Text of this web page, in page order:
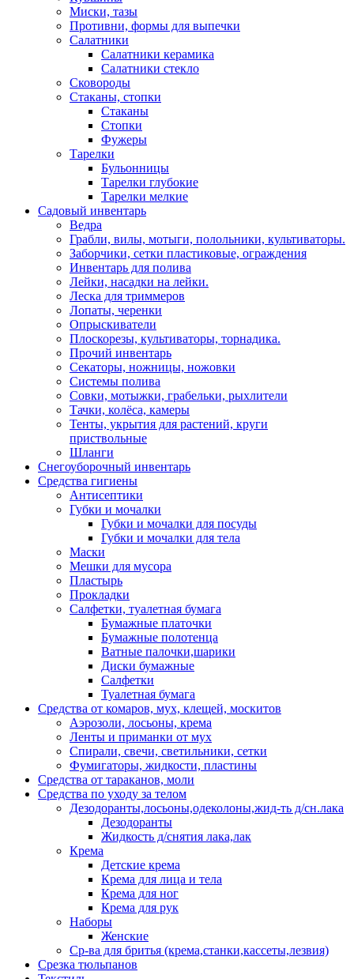
Миски, тазы
Противни, формы для выпечки
Салатники
Салатники керамика
Салатники стекло
Сковороды
Стаканы, стопки
Стаканы
Стопки
Фужеры
Тарелки
Бульонницы
Тарелки глубокие
Тарелки мелкие
Садовый инвентарь
Ведра
Грабли, вилы, мотыги, полольники, культиваторы.
Заборчики, сетки пластиковые, ограждения
Инвентарь для полива
Лейки, насадки на лейки.
Леска для триммеров
Лопаты, черенки
Опрыскиватели
Плоскорезы, культиваторы, торнадика.
Прочий инвентарь
Секаторы, ножницы, ножовки
Системы полива
Совки, мотыжки, грабельки, рыхлители
Тачки, колёса, камеры
Тенты, укрытия для растений, круги
приствольные
Шланги
Снегоуборочный инвентарь
Средства гигиены
Антисептики
Губки и мочалки
Губки и мочалки для посуды
Губки и мочалки для тела
Маски
Мешки для мусора
Пластырь
Прокладки
Салфетки, туалетная бумага
Бумажные платочки
Бумажные полотенца
Ватные палочки,шарики
Диски бумажные
Салфетки
Туалетная бумага
Средства от комаров, мух, клещей, москитов
Аэрозоли, лосьоны, крема
Ленты и приманки от мух
Спирали, свечи, светильники, сетки
Фумигаторы, жидкости, пластины
Средства от тараканов, моли
Средства по уходу за телом
Дезодоранты,лосьоны,одеколоны,жид-ть д/сн.лака
Дезодоранты
Жидкость д/снятия лака,лак
Крема
Детские крема
Крема для лица и тела
Крема для ног
Крема для рук
Наборы
Женские
Ср-ва для бритья (крема,станки,кассеты,лезвия)
Срезка тюльпанов